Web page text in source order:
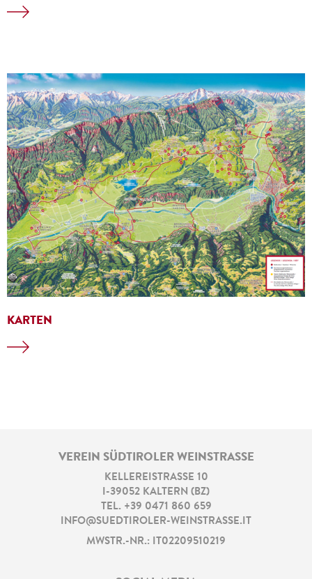
KARTEN
VEREIN SÜDTIROLER WEINSTRASSE
KELLEREISTRASSE 10
I-39052 KALTERN (BZ)
TEL. +39 0471 860 659
INFO@SUEDTIROLER-WEINSTRASSE.IT
MWSTR.-NR.: IT02209510219